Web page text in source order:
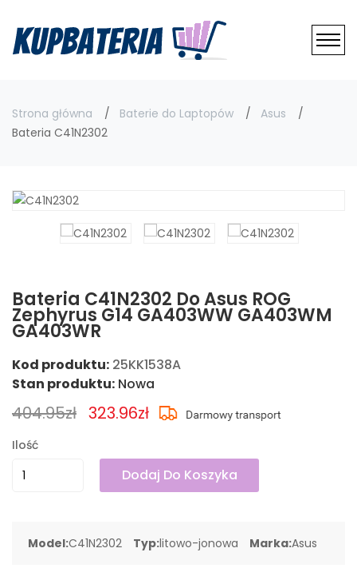
Strona główna Baterie do Laptopów
Asus
Bateria C41N2302
Bateria C41N2302 Do Asus ROG
Zephyrus G14 GA403WW GA403WM
GA403WR
Kod produktu: 25KK1538A
Stan produktu: Nowa
404.95zł 323.96zł
Ilość
Dodaj Do Koszyka
Model:C41N2302 Typ:litowo-jonowa Marka:Asus